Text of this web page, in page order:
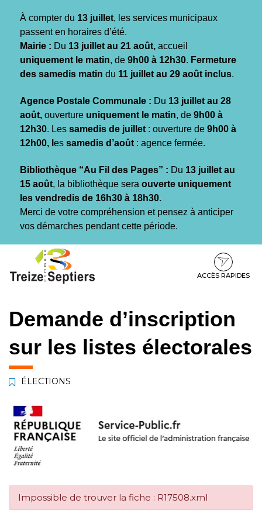
À compter du 13 juillet, les services municipaux
passent en horaires d’été.
Mairie : Du 13 juillet au 21 août, accueil
uniquement le matin, de 9h00 à 12h30. Fermeture
des samedis matin du 11 juillet au 29 août inclus.
Agence Postale Communale : Du 13 juillet au 28
août, ouverture uniquement le matin, de 9h00 à
12h30. Les samedis de juillet : ouverture de 9h00 à
12h00, l es samedis d’août : agence fermée.
Bibliothèque “Au Fil des Pages” : Du 13 juillet au
15 août, la bibliothèque sera ouverte uniquement
les vendredis de 16h30 à 18h30.
Merci de votre compréhension et pensez à anticiper
vos démarches pendant cette période.
contenu
pied
ACCÈS RAPIDES
Demande d’inscription
sur les listes électorales
ÉLECTIONS
Impossible de trouver la fiche : R17508.xml